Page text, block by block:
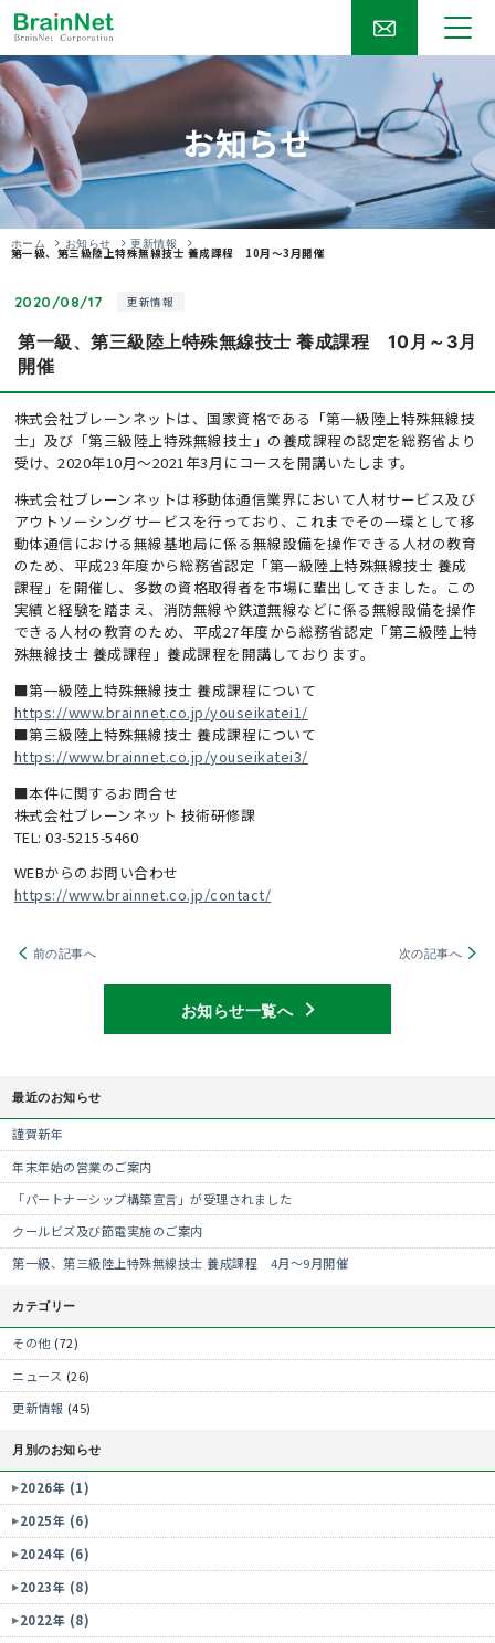
お知らせ
ホーム お知らせ 更新情報
第一級、第三級陸上特殊無線技士 養成課程 10月～3月開催
2020/08/17 更新情報
第一級、第三級陸上特殊無線技士 養成課程 10月～3月
開催
株式会社ブレーンネットは、国家資格である「第一級陸上特殊無線技
士」及び「第三級陸上特殊無線技士」の養成課程の認定を総務省より
受け、2020年10月～2021年3月にコースを開講いたします。
株式会社ブレーンネットは移動体通信業界において人材サービス及び
アウトソーシングサービスを行っており、これまでその一環として移
動体通信における無線基地局に係る無線設備を操作できる人材の教育
のため、平成23年度から総務省認定「第一級陸上特殊無線技士 養成
課程」を開催し、多数の資格取得者を市場に輩出してきました。この
実績と経験を踏まえ、消防無線や鉄道無線などに係る無線設備を操作
できる人材の教育のため、平成27年度から総務省認定「第三級陸上特
殊無線技士 養成課程」養成課程を開講しております。
■第一級陸上特殊無線技士 養成課程について
https://www.brainnet.co.jp/youseikatei1/
■第三級陸上特殊無線技士 養成課程について
https://www.brainnet.co.jp/youseikatei3/
■本件に関するお問合せ
株式会社ブレーンネット 技術研修課
TEL: 03-5215-5460
WEBからのお問い合わせ
https://www.brainnet.co.jp/contact/
前の記事へ 次の記事へ
お知らせ一覧へ
最近のお知らせ
謹賀新年
年末年始の営業のご案内
「パートナーシップ構築宣言」が受理されました
クールビズ及び節電実施のご案内
第一級、第三級陸上特殊無線技士 養成課程 4月～9月開催
カテゴリー
その他(72)
ニュース (26)
更新情報 (45)
月別のお知らせ
2026年 (1)
2025年 (6)
2024年 (6)
2023年 (8)
2022年 (8)